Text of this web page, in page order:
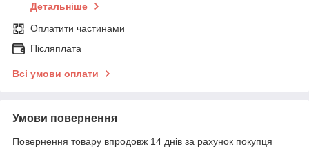
Детальніше
Оплатити частинами
Післяплата
Всі умови оплати
Умови повернення
Повернення товару впродовж 14 днів за рахунок покупця